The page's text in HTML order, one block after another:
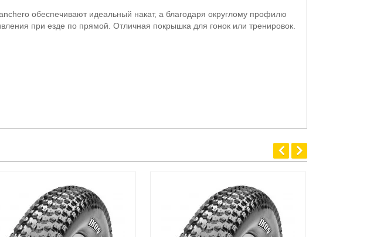
обеспечивают идеальный накат, а благодаря округлому профилю
при езде по прямой. Отличная покрышка для гонок или тренировок.